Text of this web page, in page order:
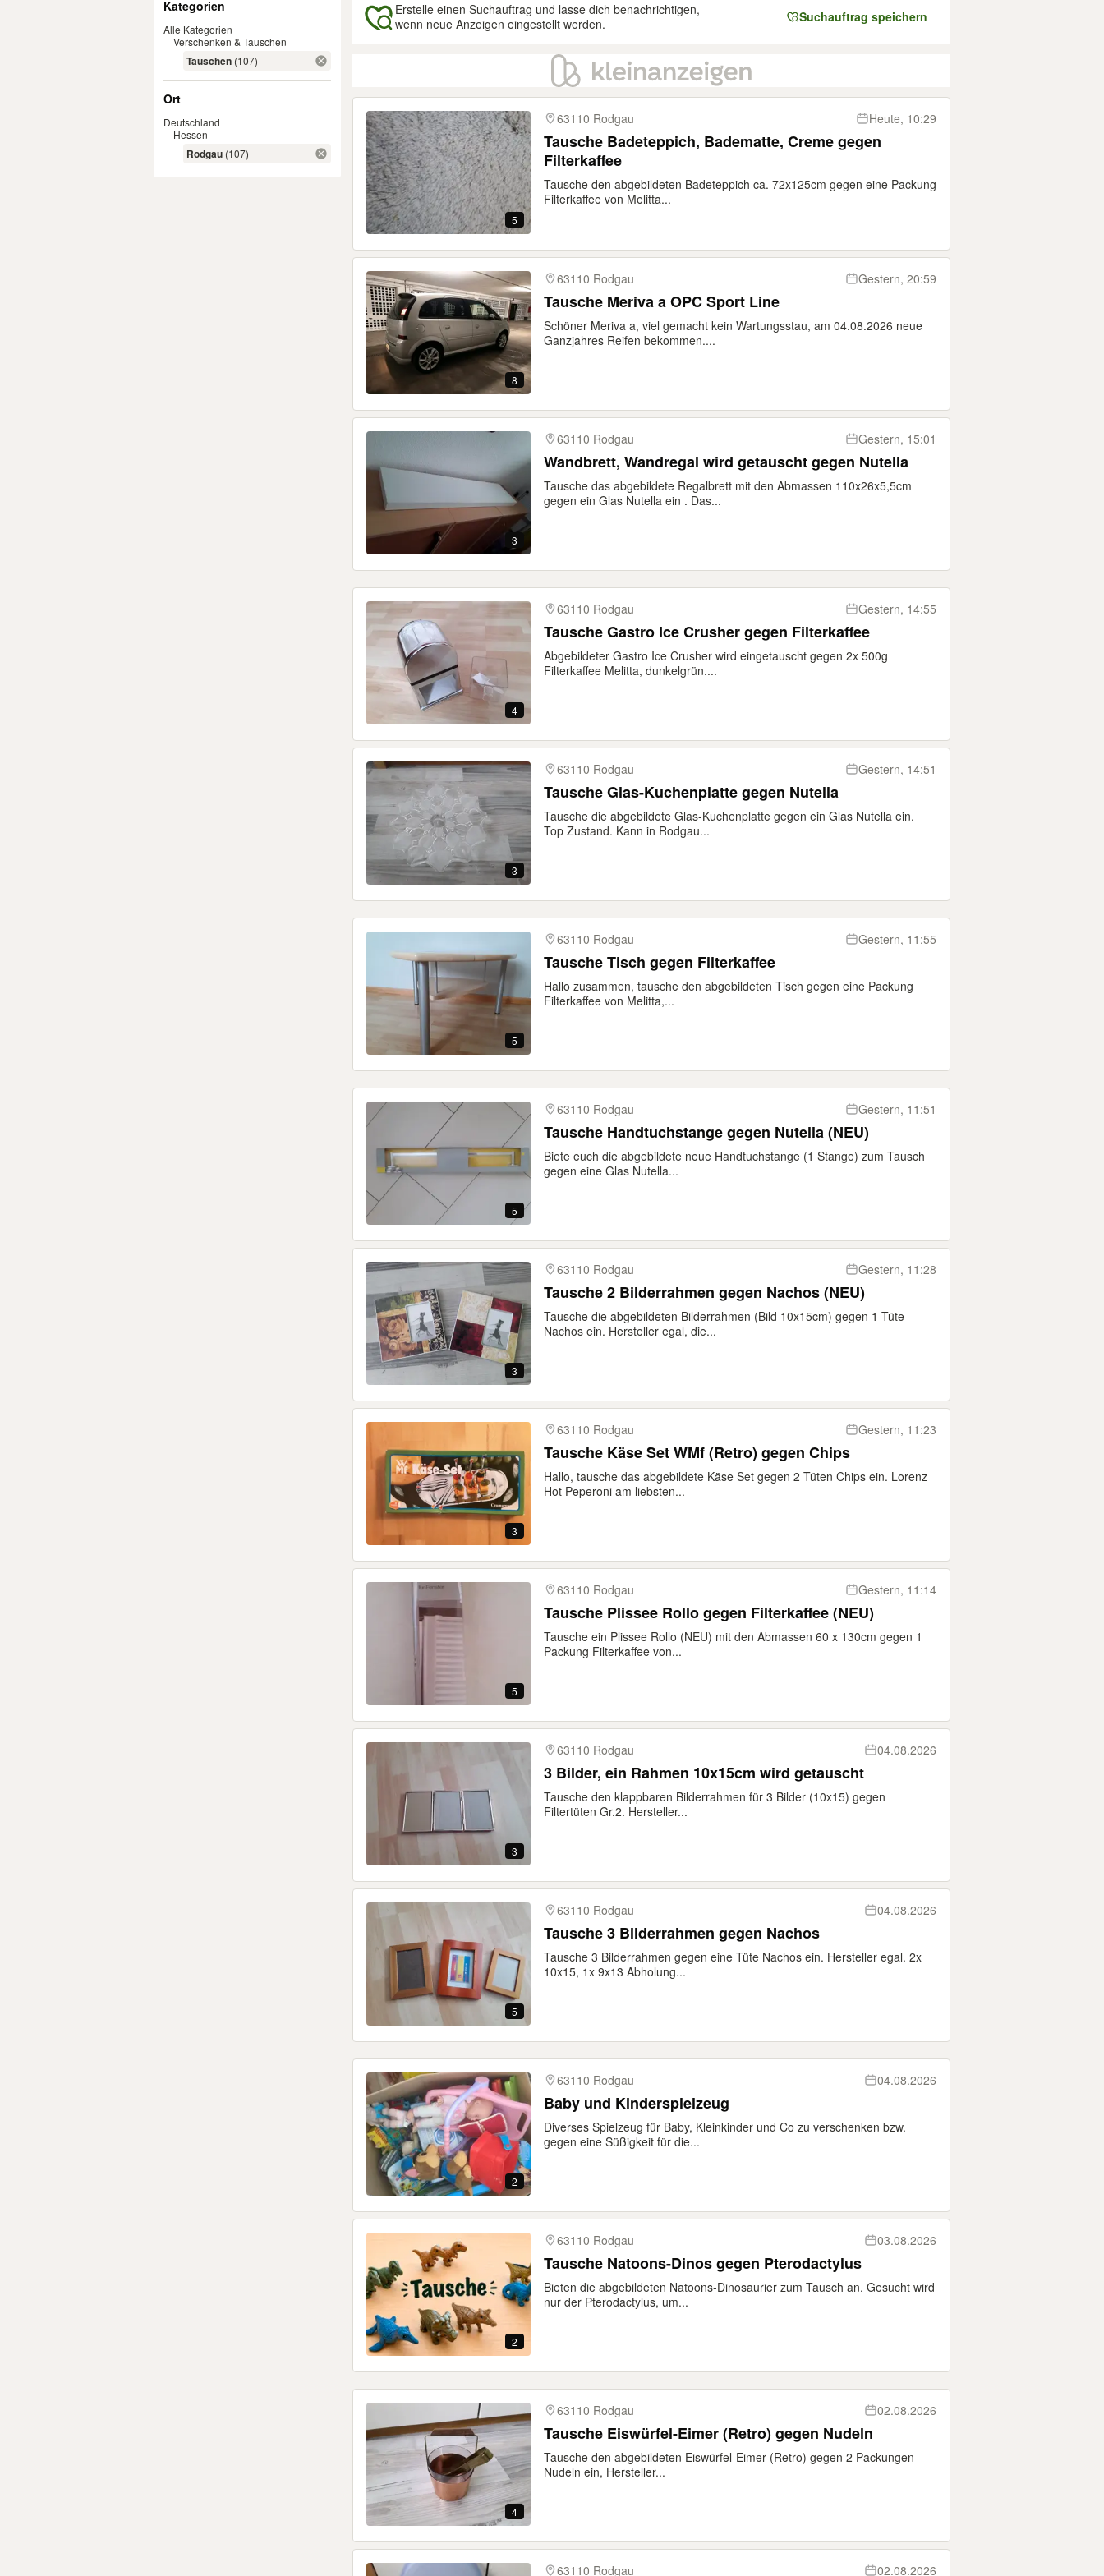
Kategorien
Alle Kategorien
Verschenken & Tauschen
Tauschen (107)
Ort
Deutschland
Hessen
Rodgau (107)
Erstelle einen Suchauftrag und lasse dich benachrichtigen,
wenn neue Anzeigen eingestellt werden.
Suchauftrag speichern
Ergebnisse
5
63110 Rodgau Heute, 10:29
Tausche Badeteppich, Badematte, Creme gegen
Filterkaffee
Tausche den abgebildeten Badeteppich ca. 72x125cm gegen eine Packung
Filterkaffee von Melitta...
8
63110 Rodgau Gestern, 20:59
Tausche Meriva a OPC Sport Line
Schöner Meriva a, viel gemacht kein Wartungsstau, am 04.08.2026 neue
Ganzjahres Reifen bekommen....
3
63110 Rodgau Gestern, 15:01
Wandbrett, Wandregal wird getauscht gegen Nutella
Tausche das abgebildete Regalbrett mit den Abmassen 110x26x5,5cm
gegen ein Glas Nutella ein . Das...
4
63110 Rodgau Gestern, 14:55
Tausche Gastro Ice Crusher gegen Filterkaffee
Abgebildeter Gastro Ice Crusher wird eingetauscht gegen 2x 500g
Filterkaffee Melitta, dunkelgrün....
3
63110 Rodgau Gestern, 14:51
Tausche Glas-Kuchenplatte gegen Nutella
Tausche die abgebildete Glas-Kuchenplatte gegen ein Glas Nutella ein.
Top Zustand. Kann in Rodgau...
5
63110 Rodgau Gestern, 11:55
Tausche Tisch gegen Filterkaffee
Hallo zusammen, tausche den abgebildeten Tisch gegen eine Packung
Filterkaffee von Melitta,...
5
63110 Rodgau Gestern, 11:51
Tausche Handtuchstange gegen Nutella (NEU)
Biete euch die abgebildete neue Handtuchstange (1 Stange) zum Tausch
gegen eine Glas Nutella...
3
63110 Rodgau Gestern, 11:28
Tausche 2 Bilderrahmen gegen Nachos (NEU)
Tausche die abgebildeten Bilderrahmen (Bild 10x15cm) gegen 1 Tüte
Nachos ein. Hersteller egal, die...
3
63110 Rodgau Gestern, 11:23
Tausche Käse Set WMf (Retro) gegen Chips
Hallo, tausche das abgebildete Käse Set gegen 2 Tüten Chips ein. Lorenz
Hot Peperoni am liebsten...
5
63110 Rodgau Gestern, 11:14
Tausche Plissee Rollo gegen Filterkaffee (NEU)
Tausche ein Plissee Rollo (NEU) mit den Abmassen 60 x 130cm gegen 1
Packung Filterkaffee von...
3
63110 Rodgau 04.08.2026
3 Bilder, ein Rahmen 10x15cm wird getauscht
Tausche den klappbaren Bilderrahmen für 3 Bilder (10x15) gegen
Filtertüten Gr.2. Hersteller...
5
63110 Rodgau 04.08.2026
Tausche 3 Bilderrahmen gegen Nachos
Tausche 3 Bilderrahmen gegen eine Tüte Nachos ein. Hersteller egal. 2x
10x15, 1x 9x13 Abholung...
2
63110 Rodgau 04.08.2026
Baby und Kinderspielzeug
Diverses Spielzeug für Baby, Kleinkinder und Co zu verschenken bzw.
gegen eine Süßigkeit für die...
2
63110 Rodgau 03.08.2026
Tausche Natoons-Dinos gegen Pterodactylus
Bieten die abgebildeten Natoons-Dinosaurier zum Tausch an. Gesucht wird
nur der Pterodactylus, um...
4
63110 Rodgau 02.08.2026
Tausche Eiswürfel-Eimer (Retro) gegen Nudeln
Tausche den abgebildeten Eiswürfel-Eimer (Retro) gegen 2 Packungen
Nudeln ein, Hersteller...
63110 Rodgau 02.08.2026